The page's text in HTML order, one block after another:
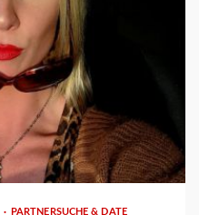
PARTNERSUCHE & DATE